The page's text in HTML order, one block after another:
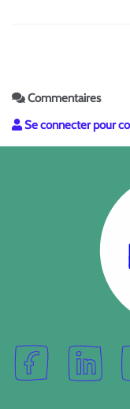
Commentaires
Se connecter pour